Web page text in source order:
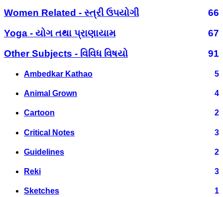
Women Related - સ્ત્રી ઉપયોગી
66
Yoga - યોગ તથા પ્રાણાયામ
67
Other Subjects - વિવિધ વિષયો
91
Ambedkar Kathao 5
Animal Grown 4
Cartoon 2
Critical Notes 3
Guidelines 2
Reki 3
Sketches 1